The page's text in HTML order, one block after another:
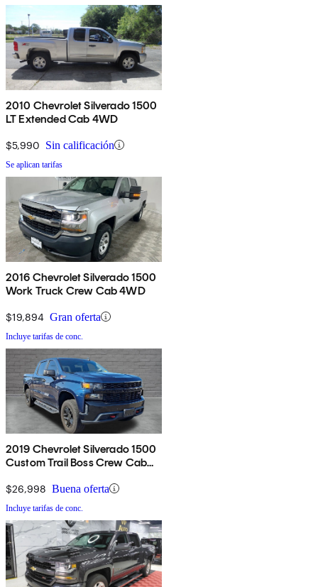
2010 Chevrolet Silverado 1500
LT Extended Cab 4WD
$5,990 Sin calificación
Se aplican tarifas
2016 Chevrolet Silverado 1500
Work Truck Crew Cab 4WD
$19,894 Gran oferta
Incluye tarifas de conc.
2019 Chevrolet Silverado 1500
Custom Trail Boss Crew Cab
$26,998 Buena oferta
Incluye tarifas de conc.